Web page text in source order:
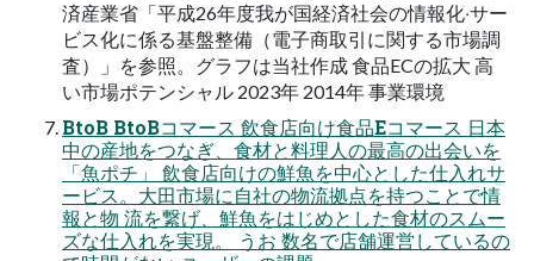
済産業省「平成26年度我が国経済社会の情報化‧サー
ビス化に係る基盤整備（電⼦商取引に関する市場調
査）」を参照。グラフは当社作成 ⾷品ECの拡⼤ 高
い市場ポテンシャル 2023年 2014年 事業環境
BtoB BtoBコマース 飲食店向け食品Eコマース ⽇本
中の産地をつなぎ、⾷材と料理⼈の最⾼の出会いを
「⿂ポチ」 飲食店向けの鮮魚を中心とした仕入れサ
ービス。大田市場に自社の物流拠点を持つことで情
報と物 流を繋げ、鮮魚をはじめとした食材のスムー
ズな仕入れを実現。 うお 数名で店舗運営しているの